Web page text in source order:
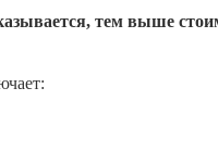
тем выше